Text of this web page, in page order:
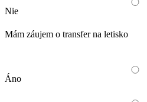
Nie
Mám záujem o transfer na letisko
Áno